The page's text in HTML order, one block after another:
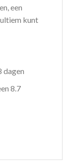
een
kunt
dagen
8.7